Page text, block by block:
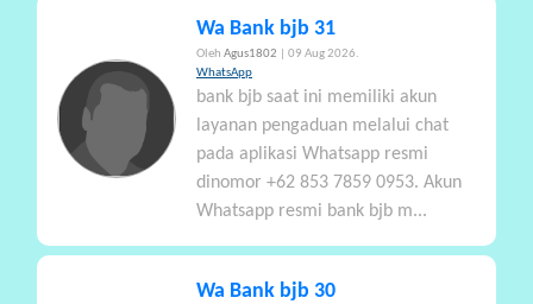
Wa Bank bjb 31
Oleh Agus1802
| 09 Aug 2026.
WhatsApp
bank bjb saat ini memiliki akun
layanan pengaduan melalui chat
pada aplikasi Whatsapp resmi
dinomor +62 853 7859 0953. Akun
Whatsapp resmi bank bjb m...
Wa Bank bjb 30